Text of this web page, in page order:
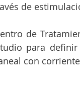
de
de
para
con